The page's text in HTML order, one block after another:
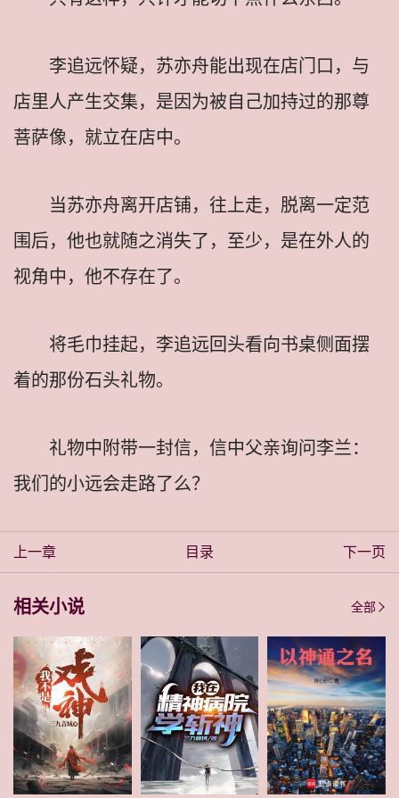
李追远怀疑，苏亦舟能出现在店门口，与
店里人产生交集，是因为被自己加持过的那尊
菩萨像，就立在店中。
当苏亦舟离开店铺，往上走，脱离一定范
围后，他也就随之消失了，至少，是在外人的
视角中，他不存在了。
将毛巾挂起，李追远回头看向书桌侧面摆
着的那份石头礼物。
礼物中附带一封信，信中父亲询问李兰：
我们的小远会走路了么？
上一章 目录 下一页
相关小说 全部